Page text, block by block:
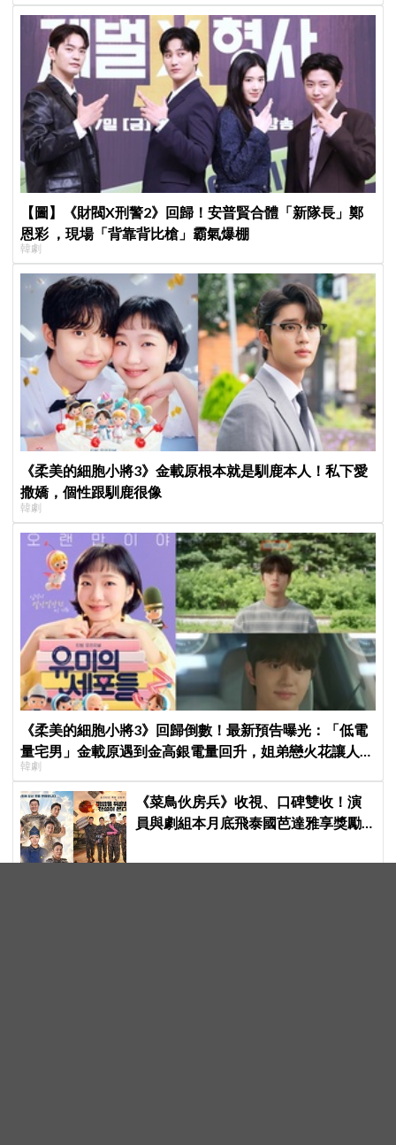
【圖】《財閥X刑警2》回歸！安普賢合體「新隊長」鄭
恩彩 ，現場「背靠背比槍」霸氣爆棚
韓劇
《柔美的細胞小將3》金載原根本就是馴鹿本人！私下愛
撒嬌，個性跟馴鹿很像
韓劇
《柔美的細胞小將3》回歸倒數！最新預告曝光：「低電
量宅男」金載原遇到金高銀電量回升，姐弟戀火花讓人期
待爆棚
韓劇
《菜鳥伙房兵》收視、口碑雙收！演
員與劇組本月底飛泰國芭達雅享獎勵